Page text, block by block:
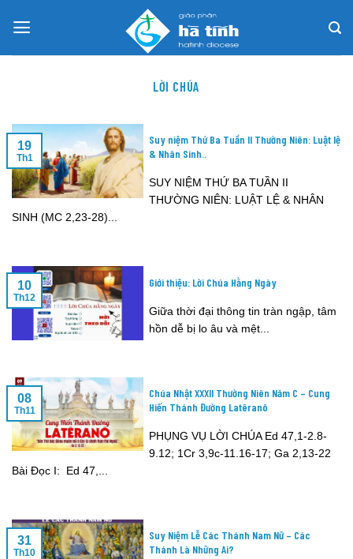
LỜI CHÚA
Suy niệm Thứ Ba Tuần II Thường Niên: Luật lệ
& Nhân Sinh..
SUY NIỆM THỨ BA TUẦN II
THƯỜNG NIÊN: LUẬT LỆ & NHÂN
SINH (MC 2,23-28)...
19
Th1
Giới thiệu: Lời Chúa Hằng Ngày
Giữa thời đại thông tin tràn ngập, tâm
hồn dễ bị lo âu và mệt...
10
Th12
Chúa Nhật XXXII Thường Niên Năm C – Cung
Hiến Thánh Đường Latêranô
PHỤNG VỤ LỜI CHÚA Ed 47,1-2.8-
9.12; 1Cr 3,9c-11.16-17; Ga 2,13-22
Bài Ðọc I: Ed 47,...
08
Th11
Suy Niệm Lễ Các Thánh Nam Nữ – Các
Thánh Là Những Ai?
31
Th10